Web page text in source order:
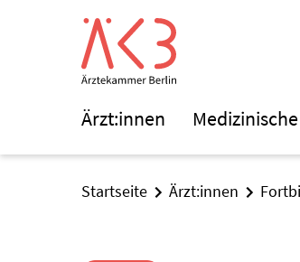
Ärzt:innen
Startseite Ärzt:innen